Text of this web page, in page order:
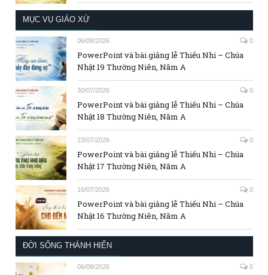
MỤC VỤ GIÁO XỨ
06/08/2026 0
PowerPoint và bài giảng lễ Thiếu Nhi – Chúa
Nhật 19 Thường Niên, Năm A
30/07/2026 0
PowerPoint và bài giảng lễ Thiếu Nhi – Chúa
Nhật 18 Thường Niên, Năm A
23/07/2026 0
PowerPoint và bài giảng lễ Thiếu Nhi – Chúa
Nhật 17 Thường Niên, Năm A
16/07/2026 0
PowerPoint và bài giảng lễ Thiếu Nhi – Chúa
Nhật 16 Thường Niên, Năm A
ĐỜI SỐNG THÁNH HIẾN
06/08/2026 0